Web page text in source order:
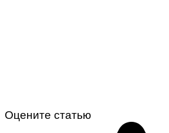
Оцените статью